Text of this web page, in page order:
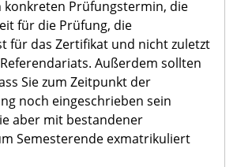
konkreten Prüfungstermin, die
für die Prüfung, die
für das Zertifikat und nicht zuletzt
Außerdem sollten
Sie zum Zeitpunkt der
noch eingeschrieben sein
aber mit bestandener
Semesterende exmatrikuliert